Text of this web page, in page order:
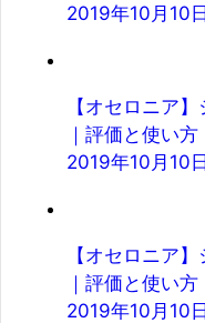
2019年10月10日
【オセロニア
｜評価と使い方
2019年10月10日
【オセロニア
｜評価と使い方
2019年10月10日